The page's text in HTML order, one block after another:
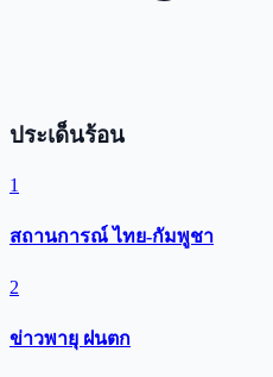
ประเด็นร้อน
1
สถานการณ์ ไทย-กัมพูชา
2
ข่าวพายุ ฝนตก